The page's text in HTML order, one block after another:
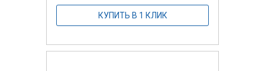
КУПИТЬ В 1 КЛИК